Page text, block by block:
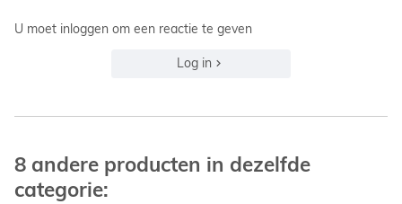
U moet inloggen om een reactie te geven
Log in
8 andere producten in dezelfde
categorie: